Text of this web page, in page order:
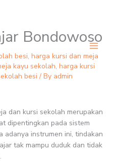
Bondowoso
besi, harga kursi dan meja
kayu sekolah, harga kursi
besi / By admin
dan kursi sekolah merupakan
dipentingkan pada sistem
adanya instrumen ini, tindakan
tak mampu duduk dan tidak